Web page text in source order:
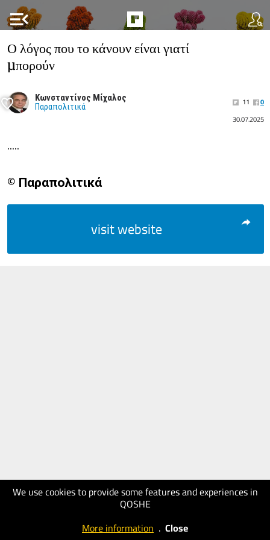
menu_open
We use cookies to provide some features and experiences in
QOSHE
More information . Close
Ο λόγος που το κάνουν είναι γιατί
µπορούν
Κωνσταντίνος Μίχαλος
Παραπολιτικά 11
0
30.07.2025
.....
© Παραπολιτικά
visit website